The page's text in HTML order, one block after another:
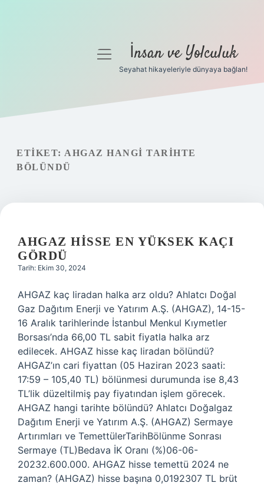
Gizlilik Politikası
Hakkımızda
menüyü İnsan ve Yolculuk
Seyahat hikayeleriyle dünyaya bağlan!
ETIKET: AHGAZ HANGI TARIHTE
BÖLÜNDÜ
AHGAZ HISSE EN YÜKSEK KAÇI
GÖRDÜ
Tarih: Ekim 30, 2024
AHGAZ kaç liradan halka arz oldu? Ahlatcı Doğal
Gaz Dağıtım Enerji ve Yatırım A.Ş. (AHGAZ), 14-15-
16 Aralık tarihlerinde İstanbul Menkul Kıymetler
Borsası’nda 66,00 TL sabit fiyatla halka arz
edilecek. AHGAZ hisse kaç liradan bölündü?
AHGAZ’ın cari fiyattan (05 Haziran 2023 saati:
17:59 – 105,40 TL) bölünmesi durumunda ise 8,43
TL’lik düzeltilmiş pay fiyatından işlem görecek.
AHGAZ hangi tarihte bölündü? Ahlatcı Doğalgaz
Dağıtım Enerji ve Yatırım A.Ş. (AHGAZ) Sermaye
Artırımları ve TemettülerTarihBölünme Sonrası
Sermaye (TL)Bedava İK Oranı (%)06-06-
20232.600.000. AHGAZ hisse temettü 2024 ne
zaman? (AHGAZ) hisse başına 0,0192307 TL brüt